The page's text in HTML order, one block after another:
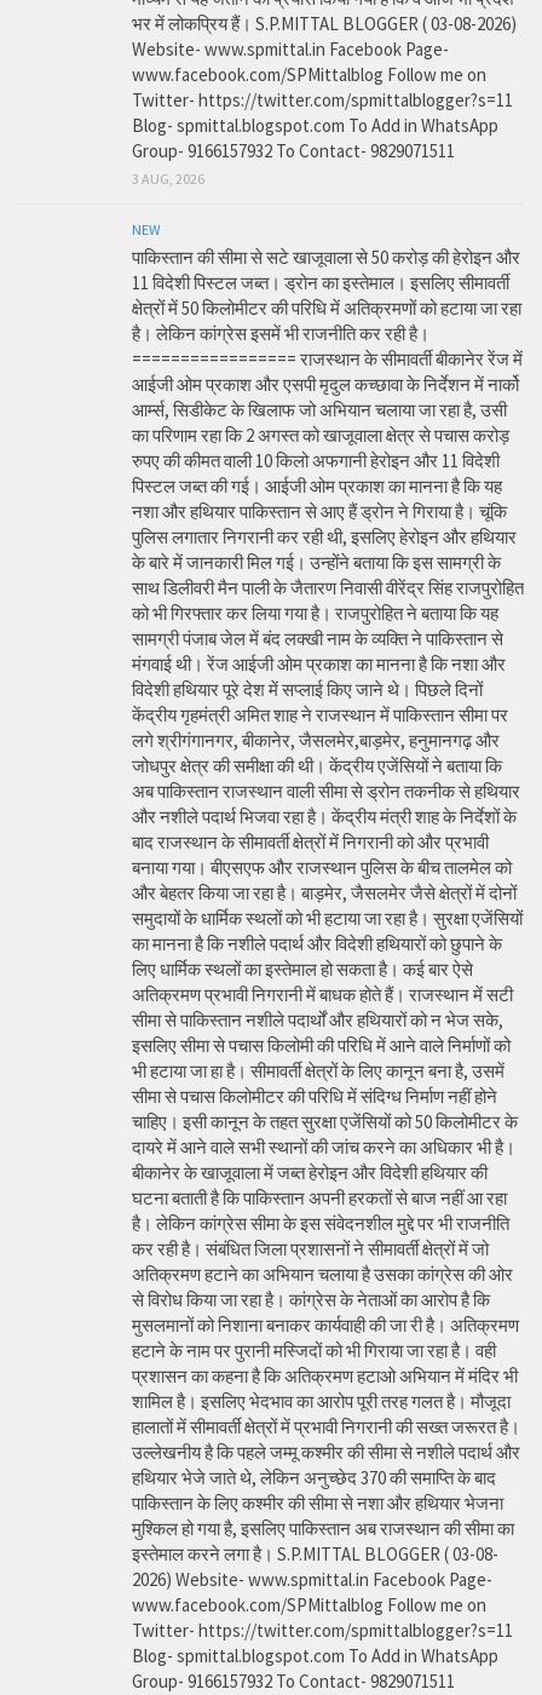
भर में लोकप्रिय हैं। S.P.MITTAL BLOGGER ( 03-08-2026)
Website- www.spmittal.in Facebook Page-
www.facebook.com/SPMittalblog Follow me on
Twitter- https://twitter.com/spmittalblogger?s=11
Blog- spmittal.blogspot.com To Add in WhatsApp
Group- 9166157932 To Contact- 9829071511
3 AUG, 2026
NEW
पाकिस्तान की सीमा से सटे खाजूवाला से 50 करोड़ की हेरोइन और
11 विदेशी पिस्टल जब्त। ड्रोन का इस्तेमाल। इसलिए सीमावर्ती
क्षेत्रों में 50 किलोमीटर की परिधि में अतिक्रमणों को हटाया जा रहा
है। लेकिन कांग्रेस इसमें भी राजनीति कर रही है।
================= राजस्थान के सीमावर्ती बीकानेर रेंज में
आईजी ओम प्रकाश और एसपी मृदुल कच्छावा के निर्देशन में नार्को
आर्म्स, सिडीकेट के खिलाफ जो अभियान चलाया जा रहा है, उसी
का परिणाम रहा कि 2 अगस्त को खाजूवाला क्षेत्र से पचास करोड़
रुपए की कीमत वाली 10 किलो अफगानी हेरोइन और 11 विदेशी
पिस्टल जब्त की गई। आईजी ओम प्रकाश का मानना है कि यह
नशा और हथियार पाकिस्तान से आए हैं ड्रोन ने गिराया है। चूंकि
पुलिस लगातार निगरानी कर रही थी, इसलिए हेरोइन और हथियार
के बारे में जानकारी मिल गई। उन्होंने बताया कि इस सामग्री के
साथ डिलीवरी मैन पाली के जैतारण निवासी वीरेंद्र सिंह राजपुरोहित
को भी गिरफ्तार कर लिया गया है। राजपुरोहित ने बताया कि यह
सामग्री पंजाब जेल में बंद लक्खी नाम के व्यक्ति ने पाकिस्तान से
मंगवाई थी। रेंज आईजी ओम प्रकाश का मानना है कि नशा और
विदेशी हथियार पूरे देश में सप्लाई किए जाने थे। पिछले दिनों
केंद्रीय गृहमंत्री अमित शाह ने राजस्थान में पाकिस्तान सीमा पर
लगे श्रीगंगानगर, बीकानेर, जैसलमेर,बाड़मेर, हनुमानगढ़ और
जोधपुर क्षेत्र की समीक्षा की थी। केंद्रीय एजेंसियों ने बताया कि
अब पाकिस्तान राजस्थान वाली सीमा से ड्रोन तकनीक से हथियार
और नशीले पदार्थ भिजवा रहा है। केंद्रीय मंत्री शाह के निर्देशों के
बाद राजस्थान के सीमावर्ती क्षेत्रों में निगरानी को और प्रभावी
बनाया गया। बीएसएफ और राजस्थान पुलिस के बीच तालमेल को
और बेहतर किया जा रहा है। बाड़मेर, जैसलमेर जैसे क्षेत्रों में दोनों
समुदायों के धार्मिक स्थलों को भी हटाया जा रहा है। सुरक्षा एजेंसियों
का मानना है कि नशीले पदार्थ और विदेशी हथियारों को छुपाने के
लिए धार्मिक स्थलों का इस्तेमाल हो सकता है। कई बार ऐसे
अतिक्रमण प्रभावी निगरानी में बाधक होते हैं। राजस्थान में सटी
सीमा से पाकिस्तान नशीले पदार्थों और हथियारों को न भेज सके,
इसलिए सीमा से पचास किलोमी की परिधि में आने वाले निर्माणों को
भी हटाया जा हा है। सीमावर्ती क्षेत्रों के लिए कानून बना है, उसमें
सीमा से पचास किलोमीटर की परिधि में संदिग्ध निर्माण नहीं होने
चाहिए। इसी कानून के तहत सुरक्षा एजेंसियों को 50 किलोमीटर के
दायरे में आने वाले सभी स्थानों की जांच करने का अधिकार भी है।
बीकानेर के खाजूवाला में जब्त हेरोइन और विदेशी हथियार की
घटना बताती है कि पाकिस्तान अपनी हरकतों से बाज नहीं आ रहा
है। लेकिन कांग्रेस सीमा के इस संवेदनशील मुद्दे पर भी राजनीति
कर रही है। संबंधित जिला प्रशासनों ने सीमावर्ती क्षेत्रों में जो
अतिक्रमण हटाने का अभियान चलाया है उसका कांग्रेस की ओर
से विरोध किया जा रहा है। कांग्रेस के नेताओं का आरोप है कि
मुसलमानों को निशाना बनाकर कार्यवाही की जा री है। अतिक्रमण
हटाने के नाम पर पुरानी मस्जिदों को भी गिराया जा रहा है। वही
प्रशासन का कहना है कि अतिक्रमण हटाओ अभियान में मंदिर भी
शामिल है। इसलिए भेदभाव का आरोप पूरी तरह गलत है। मौजूदा
हालातों में सीमावर्ती क्षेत्रों में प्रभावी निगरानी की सख्त जरूरत है।
उल्लेखनीय है कि पहले जम्मू कश्मीर की सीमा से नशीले पदार्थ और
हथियार भेजे जाते थे, लेकिन अनुच्छेद 370 की समाप्ति के बाद
पाकिस्तान के लिए कश्मीर की सीमा से नशा और हथियार भेजना
मुश्किल हो गया है, इसलिए पाकिस्तान अब राजस्थान की सीमा का
इस्तेमाल करने लगा है। S.P.MITTAL BLOGGER ( 03-08-
2026) Website- www.spmittal.in Facebook Page-
www.facebook.com/SPMittalblog Follow me on
Twitter- https://twitter.com/spmittalblogger?s=11
Blog- spmittal.blogspot.com To Add in WhatsApp
Group- 9166157932 To Contact- 9829071511